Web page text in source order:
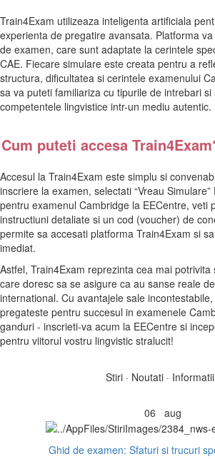
Train4Exam utilizeaza inteligenta artificiala
experienta de pregatire avansata. Platforma
de examen, care sunt adaptate la cerintele
CAE. Fiecare simulare este creata pentru a
structura, dificultatea si cerintele examenului
sa va puteti familiariza cu tipurile de intrebari si
competentele lingvistice intr-un mediu autentic.
Cum puteti accesa
Accesul la Train4Exam este simplu si
inscriere la examen, selectati “Vreau
pentru examenul Cambridge la EECentre, veti
instructiuni detaliate si un cod (voucher) de
permite sa accesati platforma Train4Exam si
imediat.
Astfel, Train4Exam reprezinta cea mai
care doresc sa se asigure ca au sanse reale
international. Cu avantajele sale
pregateste pentru succesul in examenele
ganduri - inscrieti-va acum la EECentre si
pentru viitorul vostru lingvistic stralucit!
Stiri · Noutati · Informatii
06 aug
Ghid de examen: Sfaturi si trucuri